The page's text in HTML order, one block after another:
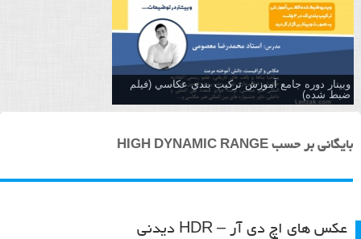
وبینار دوره جامع آموزش تركيب بندي عكاسي (فیلم
ضبط شده)
بایگانی بر حسب HIGH DYNAMIC RANGE
عکس های اچ دی آر – HDR دیدنی